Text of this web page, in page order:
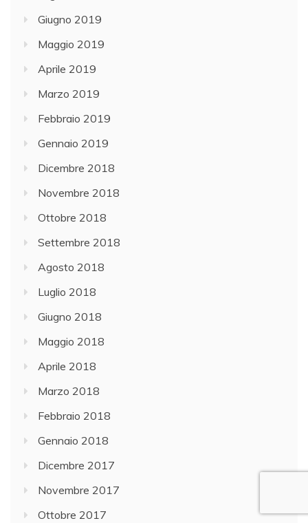
Giugno 2019
Maggio 2019
Aprile 2019
Marzo 2019
Febbraio 2019
Gennaio 2019
Dicembre 2018
Novembre 2018
Ottobre 2018
Settembre 2018
Agosto 2018
Luglio 2018
Giugno 2018
Maggio 2018
Aprile 2018
Marzo 2018
Febbraio 2018
Gennaio 2018
Dicembre 2017
Novembre 2017
Ottobre 2017